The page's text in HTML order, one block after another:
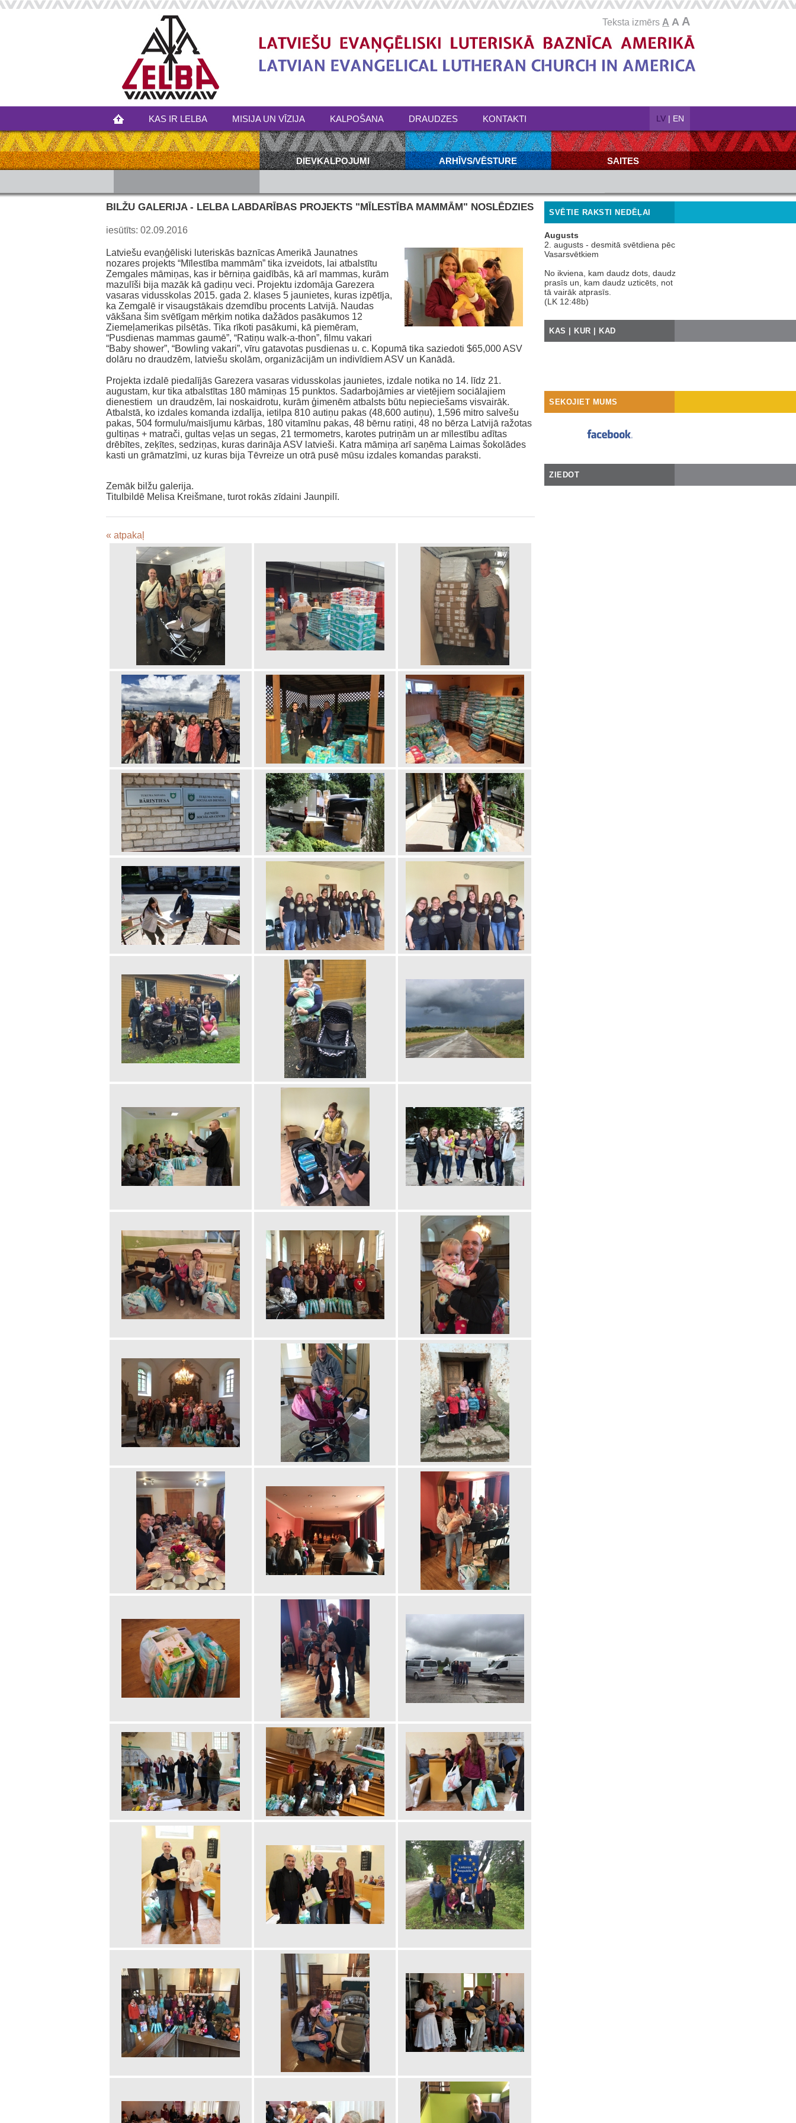
Teksta izmērs A A A
KAS IR LELBA MISIJA UN VĪZIJA KALPOŠANA DRAUDZES KONTAKTI LV | EN
DIEVKALPOJUMI ARHĪVS/VĒSTURE SAITES
BILŽU GALERIJA - LELBA LABDARĪBAS PROJEKTS "MĪLESTĪBA MAMMĀM" NOSLĒDZIES
iesūtīts: 02.09.2016
Latviešu evaņģēliski luteriskās baznīcas Amerikā Jaunatnes
nozares projekts “Mīlestība mammām” tika izveidots, lai atbalstītu
Zemgales māmiņas, kas ir bērniņa gaidībās, kā arī mammas, kurām
mazulīši bija mazāk kā gadiņu veci. Projektu izdomāja Garezera
vasaras vidusskolas 2015. gada 2. klases 5 jaunietes, kuras izpētīja,
ka Zemgalē ir visaugstākais dzemdību procents Latvijā. Naudas
vākšana šim svētīgam mērķim notika dažādos pasākumos 12
Ziemeļamerikas pilsētās. Tika rīkoti pasākumi, kā piemēram,
“Pusdienas mammas gaumē”, “Ratiņu walk-a-thon”, filmu vakari
“Baby shower”, “Bowling vakari”, vīru gatavotas pusdienas u. c. Kopumā tika saziedoti $65,000 ASV
dolāru no draudzēm, latviešu skolām, organizācijām un indivīdiem ASV un Kanādā.
Projekta izdalē piedalījās Garezera vasaras vidusskolas jaunietes, izdale notika no 14. līdz 21.
augustam, kur tika atbalstītas 180 māmiņas 15 punktos. Sadarbojāmies ar vietējiem sociālajiem
dienestiem un draudzēm, lai noskaidrotu, kurām ģimenēm atbalsts būtu nepieciešams visvairāk.
Atbalstā, ko izdales komanda izdalīja, ietilpa 810 autiņu pakas (48,600 autiņu), 1,596 mitro salvešu
pakas, 504 formulu/maisījumu kārbas, 180 vitamīnu pakas, 48 bērnu ratiņi, 48 no bērza Latvijā ražotas
gultiņas + matrači, gultas veļas un segas, 21 termometrs, karotes putriņām un ar mīlestību adītas
drēbītes, zeķītes, sedziņas, kuras darināja ASV latvieši. Katra māmiņa arī saņēma Laimas šokolādes
kasti un grāmatzīmi, uz kuras bija Tēvreize un otrā pusē mūsu izdales komandas paraksti.
Zemāk bilžu galerija.
‌Titulbildē Melisa Kreišmane, turot rokās zīdaini Jaunpilī.
« atpakaļ
SVĒTIE RAKSTI NEDĒĻAI
Augusts
2. augusts - desmitā svētdiena pēc
Vasarsvētkiem
No ikviena, kam daudz dots, daudz
prasīs un, kam daudz uzticēts, not
tā vairāk atprasīs.
(LK 12:48b)
KAS | KUR | KAD
SEKOJIET MUMS
ZIEDOT